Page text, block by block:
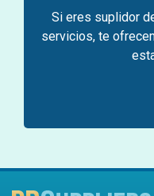
Si eres suplidor
servicios, te